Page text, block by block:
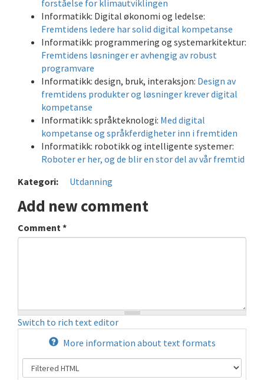
forståelse for klimautviklingen
Informatikk: Digital økonomi og ledelse:
Fremtidens ledere har solid digital kompetanse
Informatikk: programmering og systemarkitektur:
Fremtidens løsninger er avhengig av robust
programvare
Informatikk: design, bruk, interaksjon: Design av
fremtidens produkter og løsninger krever digital
kompetanse
Informatikk: språkteknologi: Med digital
kompetanse og språkferdigheter inn i fremtiden
Informatikk: robotikk og intelligente systemer:
Roboter er her, og de blir en stor del av vår fremtid
Kategori:
Utdanning
Add new comment
Comment*
Switch to rich text editor
More information about text formats